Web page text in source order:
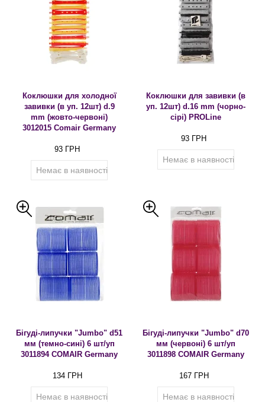
Коклюшки для холодної
завивки (в уп. 12шт) d.9
mm (жовто-червоні)
3012015 Comair Germany
93 ГРН
Немає в наявності
Коклюшки для завивки (в
уп. 12шт) d.16 mm (чорно-
сірі) PROLine
93 ГРН
Немає в наявності
Бігуді-липучки "Jumbo" d51
мм (темно-сині) 6 шт/уп
3011894 COMAIR Germany
134 ГРН
Немає в наявності
Бігуді-липучки "Jumbo" d70
мм (червоні) 6 шт/уп
3011898 COMAIR Germany
167 ГРН
Немає в наявності